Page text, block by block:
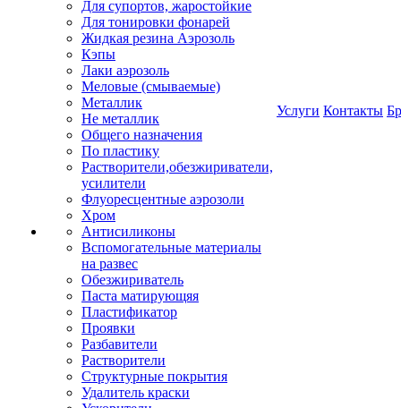
Для супортов, жаростойкие
Для тонировки фонарей
Жидкая резина Аэрозоль
Кэпы
Лаки аэрозоль
Меловые (смываемые)
Металлик
Не металлик
Общего назначения
По пластику
Растворители,обезжириватели,
усилители
Флуоресцентные аэрозоли
Хром
Антисиликоны
Вспомогательные материалы
на развес
Обезжириватель
Паста матирующяя
Пластификатор
Проявки
Разбавители
Растворители
Структурные покрытия
Удалитель краски
Услуги Контакты